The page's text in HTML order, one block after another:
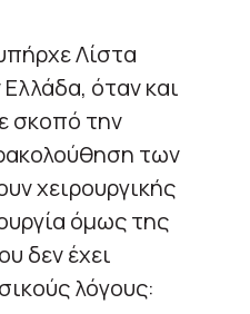
Λίστα
όταν και
σκοπό την
των
χειρουργικής
όμως της
δεν έχει
λόγους: